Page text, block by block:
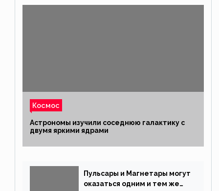
Космос
Астрономы изучили соседнюю галактику с
двумя яркими ядрами
Пульсары и Магнетары могут
оказаться одним и тем же